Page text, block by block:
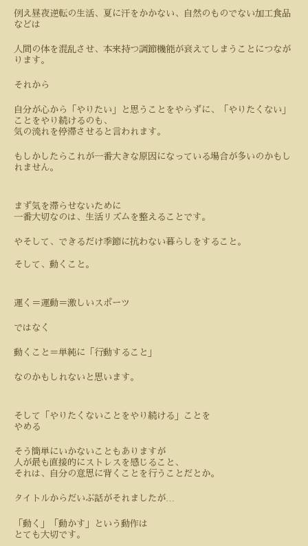
例え昼夜逆転の生活、夏に汗をかかない、自然のものでない加工食品
などは
人間の体を混乱させ、本来持つ調節機能が衰えてしまうことにつなが
ります。
それから
自分が心から「やりたい」と思うことをやらずに、「やりたくない」
ことをやり続けるのも、
気の流れを停滞させると言われます。
もしかしたらこれが一番大きな原因になっている場合が多いのかもし
れません。
まず気を滞らせないために
一番大切なのは、生活リズムを整えることです。
やそして、できるだけ季節に抗わない暮らしをすること。
そして、動くこと。
運く＝運動＝激しいスポーツ
ではなく
動くこと＝単純に「行動すること」
なのかもしれないと思います。
そして「やりたくないことをやり続ける」ことを
やめる
そう簡単にいかないこともありますが
人が最も直接的にストレスを感じること、
それは、自分の意思に背くことを行うことだとか。
タイトルからだいぶ話がそれましたが
「動く」「動かす」という動作は
とても大切です。